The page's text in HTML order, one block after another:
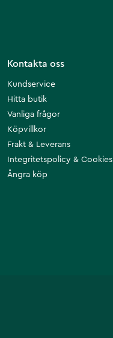
Kontakta oss
Kundservice
Hitta butik
Vanliga frågor
Köpvillkor
Frakt & Leverans
Integritetspolicy & Cookies
Ångra köp